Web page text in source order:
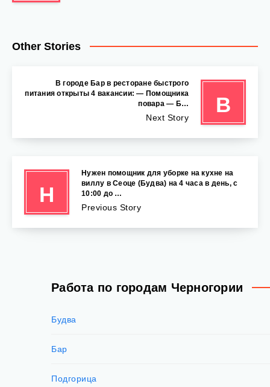
Other Stories
В
В городе Бар в ресторане быстрого
питания открыты 4 вакансии: — Помощника
повара — Б…
Next Story
Н
Нужен помощник для уборке на кухне на
виллу в Сеоце (Будва) на 4 часа в день, с
10:00 до …
Previous Story
Работа по городам Черногории
Будва
Бар
Подгорица